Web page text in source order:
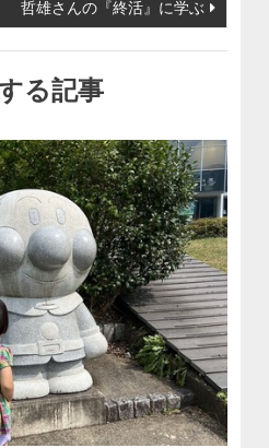
哲雄さんの『終活』に学ぶ
る記事